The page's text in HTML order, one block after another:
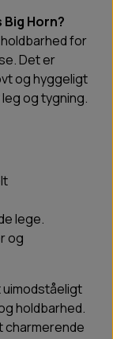
Horn?
for
Det er
og hyggeligt
og tygning.
lege.
og
uimodståeligt
holdbarhed.
charmerende